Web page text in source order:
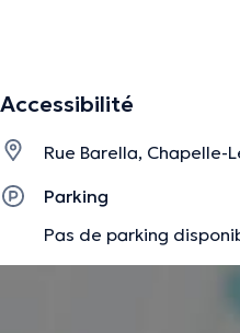
Accessibilité
Rue Barella,
Parking
Pas de parking